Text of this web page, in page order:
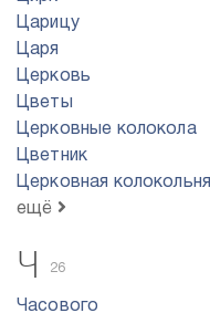
Царицу
Царя
Церковь
Цветы
Церковные колокола
Цветник
Церковная колокольня
ещё
Ч 26
Часового